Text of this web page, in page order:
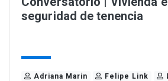
seguridad de tenencia
Adriana Marin Felipe Link